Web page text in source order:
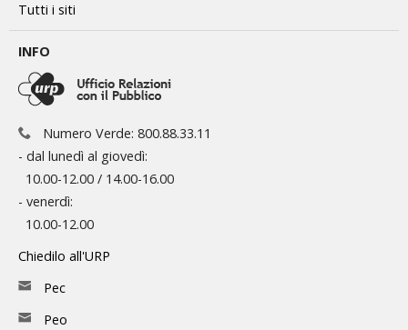
Tutti i siti
INFO
Numero Verde: 800.88.33.11
- dal lunedì al giovedì:
10.00-12.00 / 14.00-16.00
- venerdì:
10.00-12.00
Chiedilo all'URP
Pec
Peo